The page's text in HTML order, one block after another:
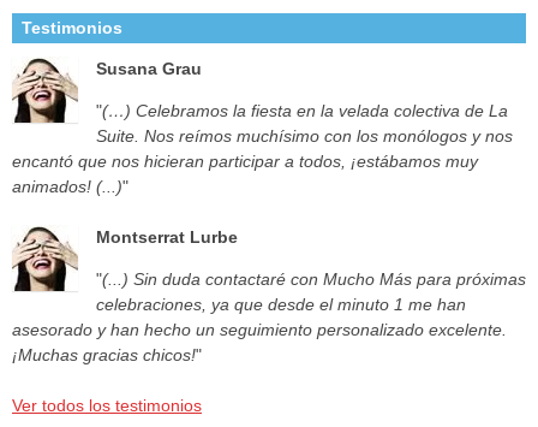
Testimonios
Susana Grau
"(…) Celebramos la fiesta en la velada colectiva de La
Suite. Nos reímos muchísimo con los monólogos y nos
encantó que nos hicieran participar a todos, ¡estábamos muy
animados! (...)"
Montserrat Lurbe
"(...) Sin duda contactaré con Mucho Más para próximas
celebraciones, ya que desde el minuto 1 me han
asesorado y han hecho un seguimiento personalizado excelente.
¡Muchas gracias chicos!"
Ver todos los testimonios